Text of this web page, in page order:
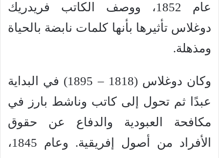
عام 1852، ووصف الكاتب فريدريك
دوغلاس تأثيرها بأنها كلمات نابضة بالحياة
ومذهلة.
وكان دوغلاس (1818 – 1895) في البداية
عبدًا ثم تحول إلى كاتب وناشط بارز في
مكافحة العبودية والدفاع عن حقوق
الأفراد من أصول إفريقية. وعام 1845،